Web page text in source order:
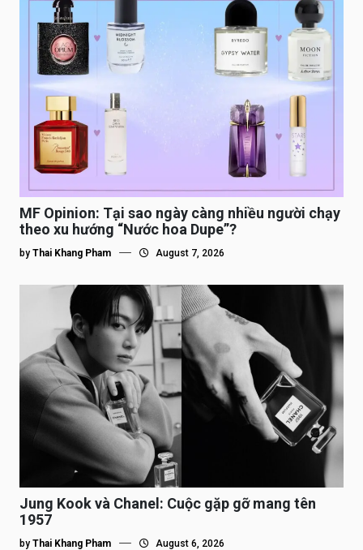
MF Opinion: Tại sao ngày càng nhiều người chạy
theo xu hướng “Nước hoa Dupe”?
by Thai Khang Pham August 7, 2026
Jung Kook và Chanel: Cuộc gặp gỡ mang tên
1957
by Thai Khang Pham August 6, 2026